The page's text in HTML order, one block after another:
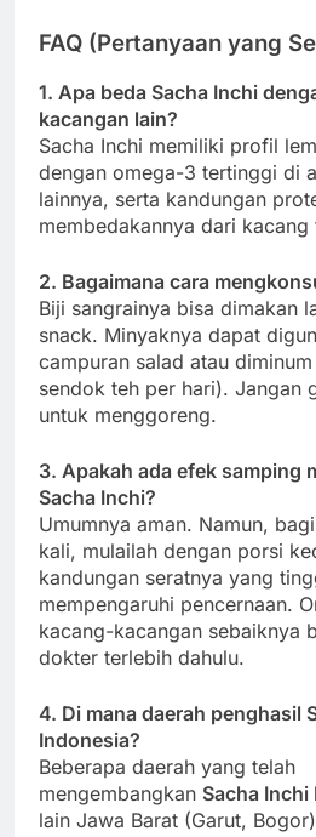
FAQ (Pertanyaan yang
1. Apa beda Sacha Inchi
kacangan lain?
Sacha Inchi memiliki profil
dengan omega-3 tertinggi di
lainnya, serta kandungan
membedakannya dari kacang
2. Bagaimana cara
Biji sangrainya bisa dimakan
snack. Minyaknya dapat
campuran salad atau
sendok teh per hari). Jangan
untuk menggoreng.
3. Apakah ada efek samping
Sacha Inchi?
Umumnya aman. Namun,
kali, mulailah dengan porsi
kandungan seratnya yang
mempengaruhi pencernaan.
kacang-kacangan sebaiknya
dokter terlebih dahulu.
4. Di mana daerah penghasil
Indonesia?
Beberapa daerah yang telah
mengembangkan Sacha Inchi
lain Jawa Barat (Garut,